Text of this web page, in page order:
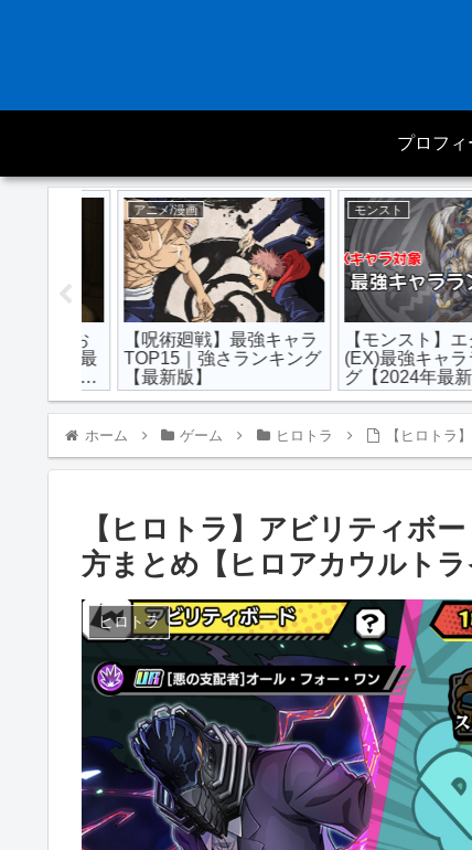
プロフィ
アニメ/漫画
【呪術廻戦】最強キャラ
TOP15｜強さランキング
【最新版】
モンスト
【モンスト】エクス
(EX)最強キャララ
グ【2024年最新版
ホーム ゲーム ヒロトラ 【ヒロトラ
【ヒロトラ】アビリティボ
方まとめ【ヒロアカウルトラ
ヒロトラ